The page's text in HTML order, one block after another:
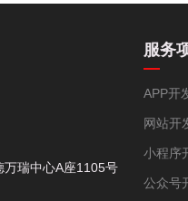
万瑞中心A座1105号
服务
APP开
网站开
小程序
公众号